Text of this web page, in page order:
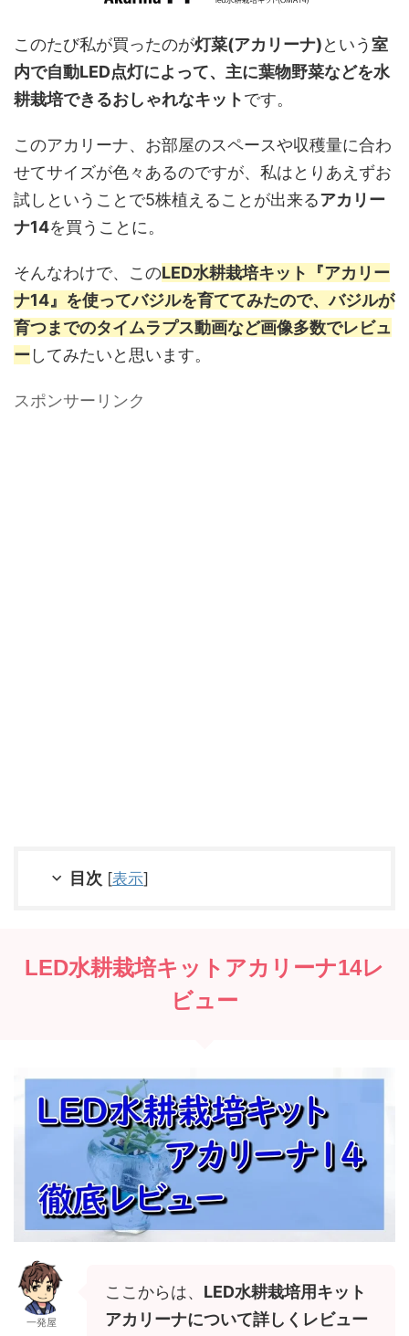
このたび私が買ったのが灯菜(アカリーナ)という室
内で自動LED点灯によって、主に葉物野菜などを水
耕栽培できるおしゃれなキットです。
このアカリーナ、お部屋のスペースや収穫量に合わ
せてサイズが色々あるのですが、私はとりあえずお
試しということで5株植えることが出来るアカリー
ナ14を買うことに。
そんなわけで、このLED水耕栽培キット『アカリー
ナ14』を使ってバジルを育ててみたので、バジルが
育つまでのタイムラプス動画など画像多数でレビュ
ーしてみたいと思います。
スポンサーリンク
目次 [表示]
LED水耕栽培キットアカリーナ14レ
ビュー
一発屋
ここからは、 LED水耕栽培用キット
アカリーナについて詳しくレビュー